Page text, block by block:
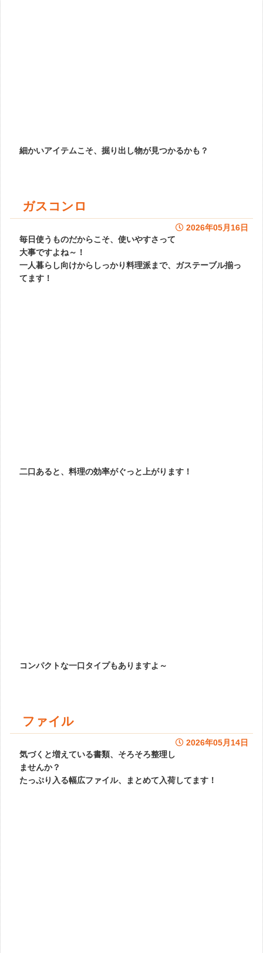
細かいアイテムこそ、掘り出し物が見つかるかも？
ガスコンロ
2026年05月16日
毎日使うものだからこそ、使いやすさって
大事ですよね～！
一人暮らし向けからしっかり料理派まで、ガステーブル揃っ
てます！
二口あると、料理の効率がぐっと上がります！
コンパクトな一口タイプもありますよ～
ファイル
2026年05月14日
気づくと増えている書類、そろそろ整理し
ませんか？
たっぷり入る幅広ファイル、まとめて入荷してます！